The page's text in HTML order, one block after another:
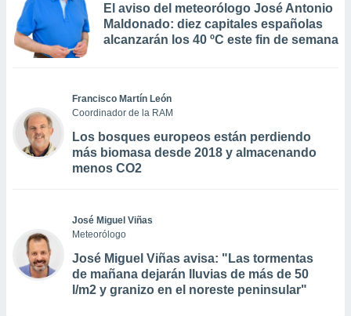
El aviso del meteorólogo José Antonio
Maldonado: diez capitales españolas
alcanzarán los 40 ºC este fin de semana
Francisco Martín León
Coordinador de la RAM
Los bosques europeos están perdiendo
más biomasa desde 2018 y almacenando
menos CO2
José Miguel Viñas
Meteorólogo
José Miguel Viñas avisa: "Las tormentas
de mañana dejarán lluvias de más de 50
l/m2 y granizo en el noreste peninsular"